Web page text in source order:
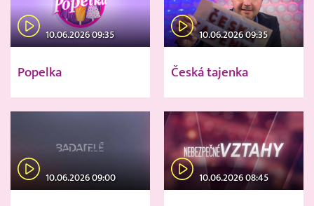
10.06.2026 09:35
Popelka
10.06.2026 09:35
Česká tajenka
10.06.2026 09:00 10.06.2026 08:45